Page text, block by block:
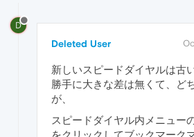
D
Deleted User
新しいスピードダイヤルは古
勝手に大きな差は無くて、ど
が、
スピードダイヤル内メニュー
をクリックしてブックマーク